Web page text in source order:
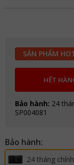
SẢN PHẨM
HẾT
Bảo hành: 24
SP004081
Bảo hành:
24 tháng